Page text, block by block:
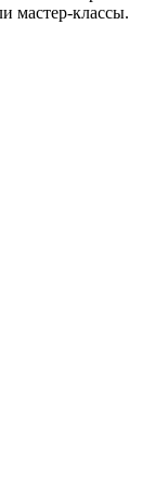
мастер-классы.